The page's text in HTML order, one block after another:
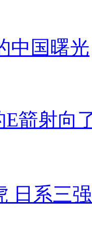
中国曙光
E箭射向
日系三